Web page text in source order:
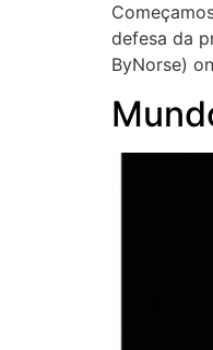
defesa da
ByNorse)